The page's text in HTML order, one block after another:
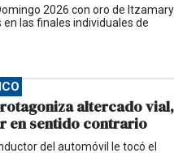
2026 con oro de Itzamary
las finales individuales de
altercado vial,
en sentido contrario
del automóvil le tocó el